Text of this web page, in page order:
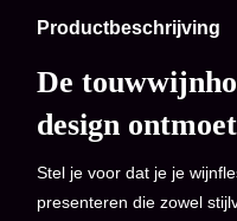
Productbeschrijving
De
design
Stel je voor dat je je
presenteren die zowel